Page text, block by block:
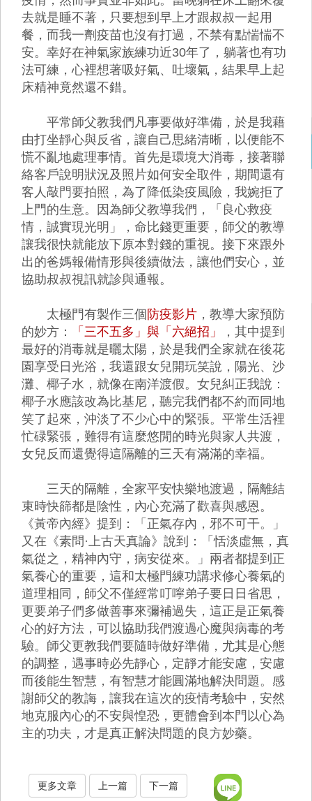
去就是睡不著，只要想到早上才跟叔叔一起用
餐，而我一劑疫苗也沒有打過，不禁有點惴惴不
安。幸好在神氣家族練功近30年了，躺著也有功
法可練，心裡想著吸好氣、吐壞氣，結果早上起
床精神竟然還不錯。
平常師父教我們凡事要做好準備，於是我藉
由打坐靜心與反省，讓自己思緒清晰，以便能不
慌不亂地處理事情。首先是環境大消毒，接著聯
絡客戶說明狀況及照片如何安全取件，期間還有
客人敲門要拍照，為了降低染疫風險，我婉拒了
上門的生意。因為師父教導我們，「良心救疫
情，誠實現光明」，命比錢更重要，師父的教導
讓我很快就能放下原本對錢的重視。接下來跟外
出的爸媽報備情形與後續做法，讓他們安心，並
協助叔叔視訊就診與通報。
太極門有製作三個防疫影片 ，教導大家預防
的妙方：
「三不五多」與「六絕招」
，其中提到
最好的消毒就是曬太陽，於是我們全家就在後花
園享受日光浴，我還跟女兒開玩笑說，陽光、沙
灘、椰子水，就像在南洋渡假。女兒糾正我說：
椰子水應該改為比基尼，聽完我們都不約而同地
笑了起來，沖淡了不少心中的緊張。平常生活裡
忙碌緊張，難得有這麼悠閒的時光與家人共渡，
女兒反而還覺得這隔離的三天有滿滿的幸福。
三天的隔離，全家平安快樂地渡過，隔離結
束時快篩都是陰性，內心充滿了歡喜與感恩。
《黃帝內經》提到：「正氣存內，邪不可干。」
又在《素問·上古天真論》說到：「恬淡虛無，真
氣從之，精神內守，病安從來。」兩者都提到正
氣養心的重要，這和太極門練功講求修心養氣的
道理相同，師父不僅經常叮嚀弟子要日日省思，
更要弟子們多做善事來彌補過失，這正是正氣養
心的好方法，可以協助我們渡過心魔與病毒的考
驗。師父更教我們要隨時做好準備，尤其是心態
的調整，遇事時必先靜心，定靜才能安慮，安慮
而後能生智慧，有智慧才能圓滿地解決問題。感
謝師父的教誨，讓我在這次的疫情考驗中，安然
地克服內心的不安與惶恐，更體會到本門以心為
主的功夫，才是真正解決問題的良方妙藥。
更多文章 上一篇 下一篇